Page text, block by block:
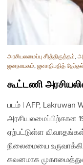
அரசியலமைப்பு சீர்த்திருத்தம்,
ஜனநாயகம், ஜனாதிபதித்
கூட்டணி
படம் | AFP, Lakruwan
அரசியலமைப்பிற்கான
ஏற்பட்டுள்ள
நிலைமையை
கவனமாக